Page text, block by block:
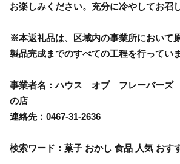
お楽しみください。充分に冷やしてお召
※本返礼品は、区域内の事業所において
製品完成までのすべての工程を行っていま
事業者名：ハウス オブ フレーバーズ
の店
連絡先：0467-31-2636
検索ワード：菓子 おかし 食品 人気 おす